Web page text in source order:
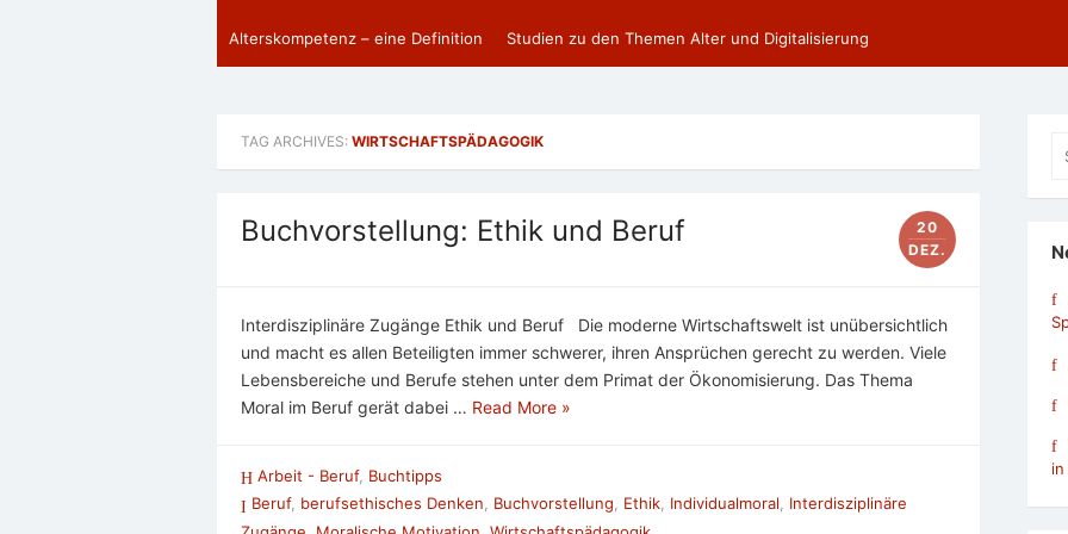
Alterskompetenz – eine Definition Studien zu den Themen Alter und Digitalisierung
TAG ARCHIVES: WIRTSCHAFTSPÄDAGOGIK
Buchvorstellung: Ethik und Beruf
20
DEZ.
Interdisziplinäre Zugänge Ethik und Beruf Die moderne Wirtschaftswelt ist unübersichtlich
und macht es allen Beteiligten immer schwerer, ihren Ansprüchen gerecht zu werden. Viele
Lebensbereiche und Berufe stehen unter dem Primat der Ökonomisierung. Das Thema
Moral im Beruf gerät dabei … Read More »
Arbeit - Beruf, Buchtipps
Beruf, berufsethisches Denken, Buchvorstellung, Ethik, Individualmoral, Interdisziplinäre